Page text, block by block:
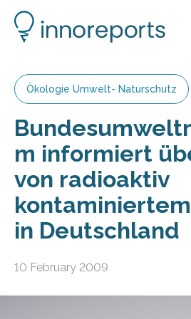
Ökologie Umwelt- Naturschutz
m informiert
von radioaktiv
in Deutschland
10 February 2009